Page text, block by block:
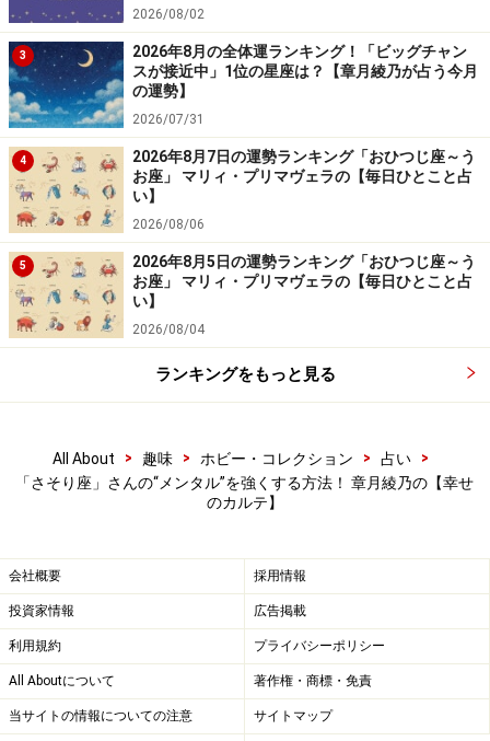
2026/08/02
3
2026年8月の全体運ランキング！「ビッグチャン
スが接近中」1位の星座は？【章月綾乃が占う今月
の運勢】
2026/07/31
4
2026年8月7日の運勢ランキング「おひつじ座～う
お座」 マリィ・プリマヴェラの【毎日ひとこと占
い】
2026/08/06
5
2026年8月5日の運勢ランキング「おひつじ座～う
お座」 マリィ・プリマヴェラの【毎日ひとこと占
い】
2026/08/04
ランキングをもっと見る
All About > 趣味 > ホビー・コレクション > 占い
>
「さそり座」さんの“メンタル”を強くする方法！ 章月綾乃の【幸せ
のカルテ】
会社概要 採用情報
投資家情報 広告掲載
利用規約 プライバシーポリシー
All Aboutについて 著作権・商標・免責
当サイトの情報についての注意 サイトマップ